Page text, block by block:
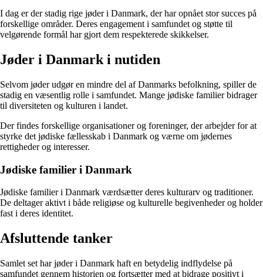
I dag er der stadig rige jøder i Danmark, der har opnået stor succes på
forskellige områder. Deres engagement i samfundet og støtte til
velgørende formål har gjort dem respekterede skikkelser.
Jøder i Danmark i nutiden
Selvom jøder udgør en mindre del af Danmarks befolkning, spiller de
stadig en væsentlig rolle i samfundet. Mange jødiske familier bidrager
til diversiteten og kulturen i landet.
Der findes forskellige organisationer og foreninger, der arbejder for at
styrke det jødiske fællesskab i Danmark og værne om jødernes
rettigheder og interesser.
Jødiske familier i Danmark
Jødiske familier i Danmark værdsætter deres kulturarv og traditioner.
De deltager aktivt i både religiøse og kulturelle begivenheder og holder
fast i deres identitet.
Afsluttende tanker
Samlet set har jøder i Danmark haft en betydelig indflydelse på
samfundet gennem historien og fortsætter med at bidrage positivt i